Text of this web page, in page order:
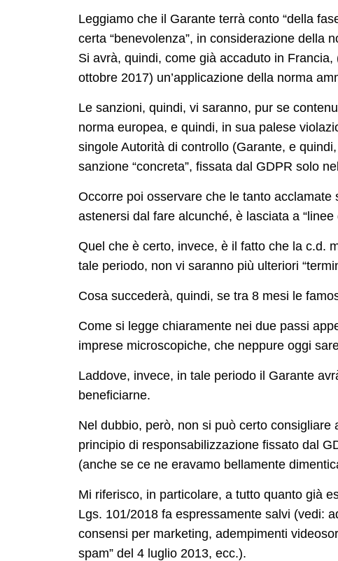
Leggiamo che il Garante terrà conto “della
certa “benevolenza”, in considerazione della
Si avrà, quindi, come già accaduto in
ottobre 2017) un’applicazione della norma
Le sanzioni, quindi, vi saranno, pur se
norma europea, e quindi, in sua palese
singole Autorità di controllo (Garante, e
sanzione “concreta”, fissata dal GDPR solo
Occorre poi osservare che le tanto
astenersi dal fare alcunché, è lasciata a “
Quel che è certo, invece, è il fatto che la c.d.
tale periodo, non vi saranno più ulteriori
Cosa succederà, quindi, se tra 8 mesi le
Come si legge chiaramente nei due passi
imprese microscopiche, che neppure oggi
Laddove, invece, in tale periodo il Garante
beneficiarne.
Nel dubbio, però, non si può certo
principio di responsabilizzazione fissato dal
(anche se ce ne eravamo bellamente
Mi riferisco, in particolare, a tutto quanto già
Lgs. 101/2018 fa espressamente salvi (vedi:
consensi per marketing, adempimenti
spam” del 4 luglio 2013, ecc.).